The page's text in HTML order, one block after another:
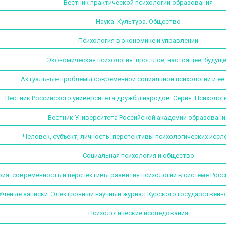
Вестник практической психологии образования
Наука. Культура. Общество
Психология в экономике и управлении
Экономическая психология: прошлое, настоящее,
Актуальные проблемы современной социальной психологии и ее
Вестник Российского университета дружбы народов. Серия:
Вестник Университета Российской академии
Человек, субъект, личность: перспективы психологических
Социальная психология и общество
современность и перспективы развития психологии в системе
записки. Электронный научный журнал Курского
Психологические исследования